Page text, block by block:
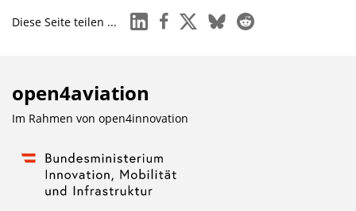
Diese Seite teilen ... linkedinfacebook
x blueskyreddit
open4aviation
Im Rahmen von open4innovation